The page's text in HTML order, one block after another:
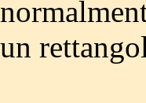
un